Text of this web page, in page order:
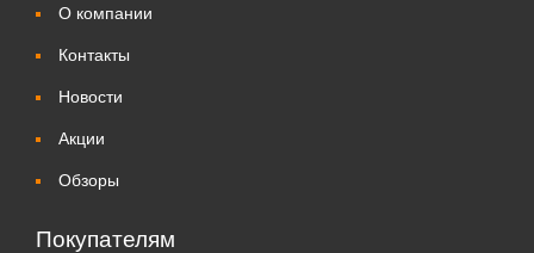
О компании
Контакты
Новости
Акции
Обзоры
Покупателям